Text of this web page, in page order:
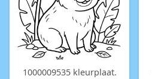
1000009535 kleurplaat.